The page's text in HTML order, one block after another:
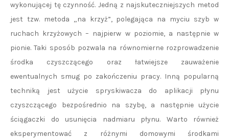
wykonującej tę czynność. Jedną z najskuteczniejszych metod
jest tzw. metoda „na krzyż”, polegająca na myciu szyb w
ruchach krzyżowych – najpierw w poziomie, a następnie w
pionie. Taki sposób pozwala na równomierne rozprowadzenie
środka czyszczącego oraz łatwiejsze zauważenie
ewentualnych smug po zakończeniu pracy. Inną popularną
techniką jest użycie spryskiwacza do aplikacji płynu
czyszczącego bezpośrednio na szybę, a następnie użycie
ściągaczki do usunięcia nadmiaru płynu. Warto również
eksperymentować z różnymi domowymi środkami